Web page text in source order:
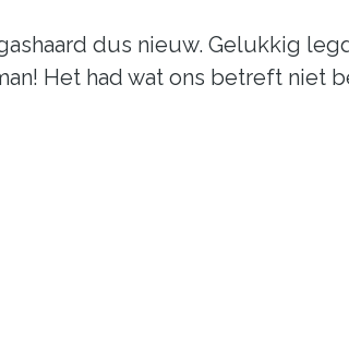
dus nieuw. Gelukkig
Het had wat ons betreft niet